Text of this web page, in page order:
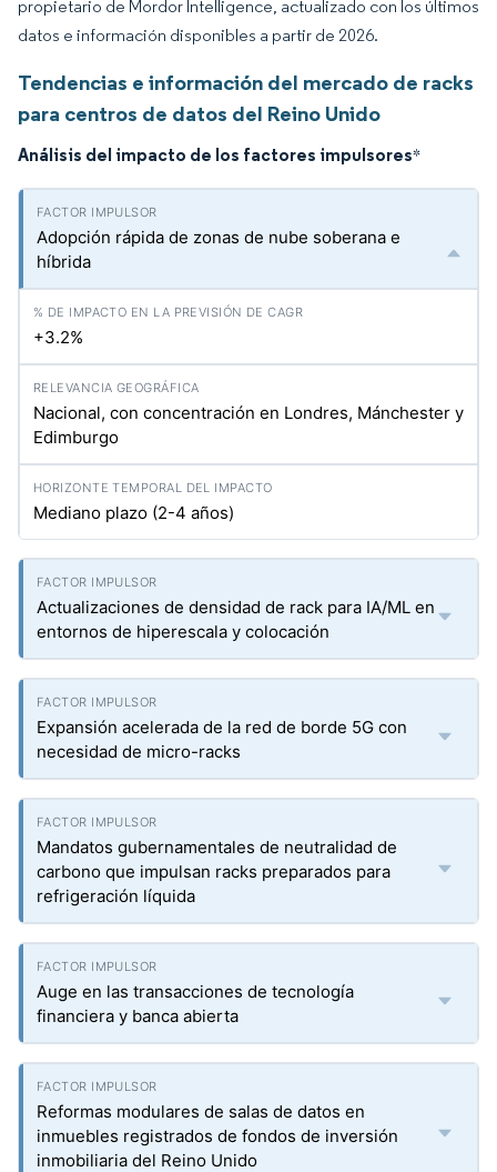
propietario de Mordor Intelligence, actualizado con los últimos
datos e información disponibles a partir de 2026.
Tendencias e información del mercado de racks
para centros de datos del Reino Unido
Análisis del impacto de los factores impulsores*
Adopción rápida de zonas de nube soberana e
híbrida
+3.2%
Nacional, con concentración en Londres, Mánchester y
Edimburgo
Mediano plazo (2-4 años)
Actualizaciones de densidad de rack para IA/ML en
entornos de hiperescala y colocación
Expansión acelerada de la red de borde 5G con
necesidad de micro-racks
Mandatos gubernamentales de neutralidad de
carbono que impulsan racks preparados para
refrigeración líquida
Auge en las transacciones de tecnología
financiera y banca abierta
Reformas modulares de salas de datos en
inmuebles registrados de fondos de inversión
inmobiliaria del Reino Unido